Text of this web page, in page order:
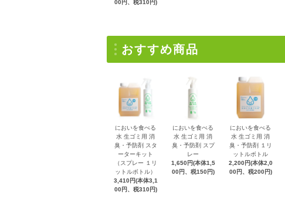
00円、税310円)
おすすめ商品
においを食べる
水 生ゴミ用 消
臭・予防剤 スタ
ーターキット
（スプレー １リ
ットルボトル）
3,410円(本体3,1
00円、税310円)
においを食べる
水 生ゴミ用 消
臭・予防剤 スプ
レー
1,650円(本体1,5
00円、税150円)
においを食べる
水 生ゴミ用 消
臭・予防剤 １リ
ットルボトル
2,200円(本体2,0
00円、税200円)